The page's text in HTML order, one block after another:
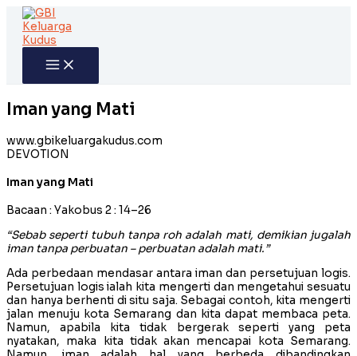
Skip
content
Iman yang Mati
www.gbikeluargakudus.com
DEVOTION
Iman yang Mati
Bacaan : Yakobus 2 : 14–26
“Sebab seperti tubuh tanpa roh adalah mati, demikian jugalah
iman tanpa perbuatan – perbuatan adalah mati.”
Ada perbedaan mendasar antara iman dan persetujuan logis.
Persetujuan logis ialah kita mengerti dan mengetahui sesuatu
dan hanya berhenti di situ saja. Sebagai contoh, kita mengerti
jalan menuju kota Semarang dan kita dapat membaca peta.
Namun, apabila kita tidak bergerak seperti yang peta
nyatakan, maka kita tidak akan mencapai kota Semarang.